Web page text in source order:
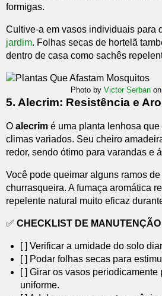
formigas.
Cultive-a em vasos individuais para
jardim. Folhas secas de hortelã
dentro de casa como sachês
Photo by Victor Serbanon
5. Alecrim: Resistência e
O alecrim é uma planta lenhosa
climas variados. Seu cheiro
redor, sendo ótimo para varandas e
Você pode queimar alguns ramos
churrasqueira. A fumaça aromática
repelente natural muito eficaz
✅ CHECKLIST DE MANUTENÇÃO
[ ] Verificar a umidade do solo
[ ] Podar folhas secas para
[ ] Girar os vasos periodicamente
uniforme.